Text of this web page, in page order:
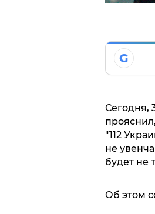
G
Сегодня,
"112
не
будет не
Об этом